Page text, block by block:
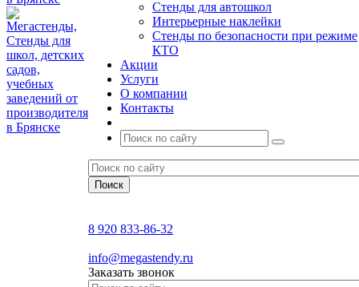
Стенды для автошкол
Интерьерные наклейки
Стенды по безопасности при режиме
КТО
Акции
Услуги
О компании
Контакты
8 920 833-86-32
info@megastendy.ru
Заказать звонок